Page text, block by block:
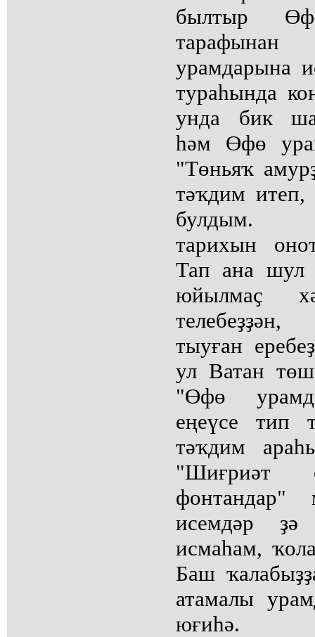
былтыр
урамдарына
тураһында
унда бик
һәм Өфө
"Төньяҡ
тәҡдим итеп,
булдым.
тарихын
Тап ана шул
юйылмаҫ
тыуған
ул Ватан
"Өфө
еңеүсе тип
тәҡдим
"Шиғриәт
фонтандар"
исемдәр
исмаһам,
Баш
атамалы
юғиһә.